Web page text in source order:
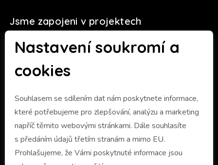
Nastavení soukromí a
cookies
Souhlasem se sdílením dat nám poskytnete informace,
které potřebujeme pro zlepšování, analýzu a marketing
napříč těmito webovými stránkami. Dále souhlasíte
s předáním údajů třetím stranám a mimo EU.
Prohlašujeme, že Vámi poskytnuté informace jsou
Jsme zapojeni v projektech